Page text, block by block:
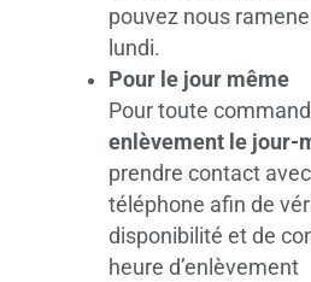
pouvez nous
lundi.
Pour le jour même
Pour toute
enlèvement le jour-
prendre contact
téléphone afin de
disponibilité et de
heure d’enlèvement